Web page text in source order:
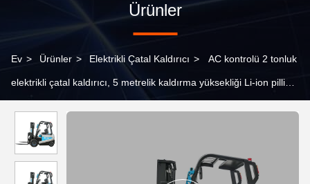
Ürünler
Ev > Ürünler > Elektrikli Çatal Kaldırıcı > AC kontrolü 2 tonluk
elektrikli çatal kaldırıcı, 5 metrelik kaldırma yüksekliği Li-ion pilli